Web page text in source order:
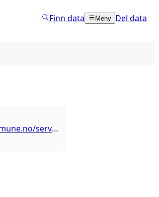
Finn data Meny Del data
https://arcgis.fredrikstad.kommune.no/server/rest/services/FKB/Kretser/MapServer/0